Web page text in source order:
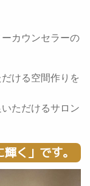
カウンセラーの
ける空間作りを
ただけるサロン
く」です。